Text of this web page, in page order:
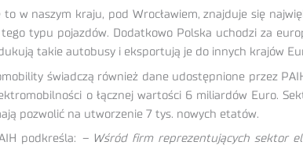
w naszym kraju, pod Wrocławiem, znajduje się
typu pojazdów. Dodatkowo Polska uchodzi za
takie autobusy i eksportują je do innych krajów
świadczą również dane udostępnione przez
o łącznej wartości 6 miliardów Euro.
pozwolić na utworzenie 7 tys. nowych etatów.
podkreśla: – Wśród firm reprezentujących sektor